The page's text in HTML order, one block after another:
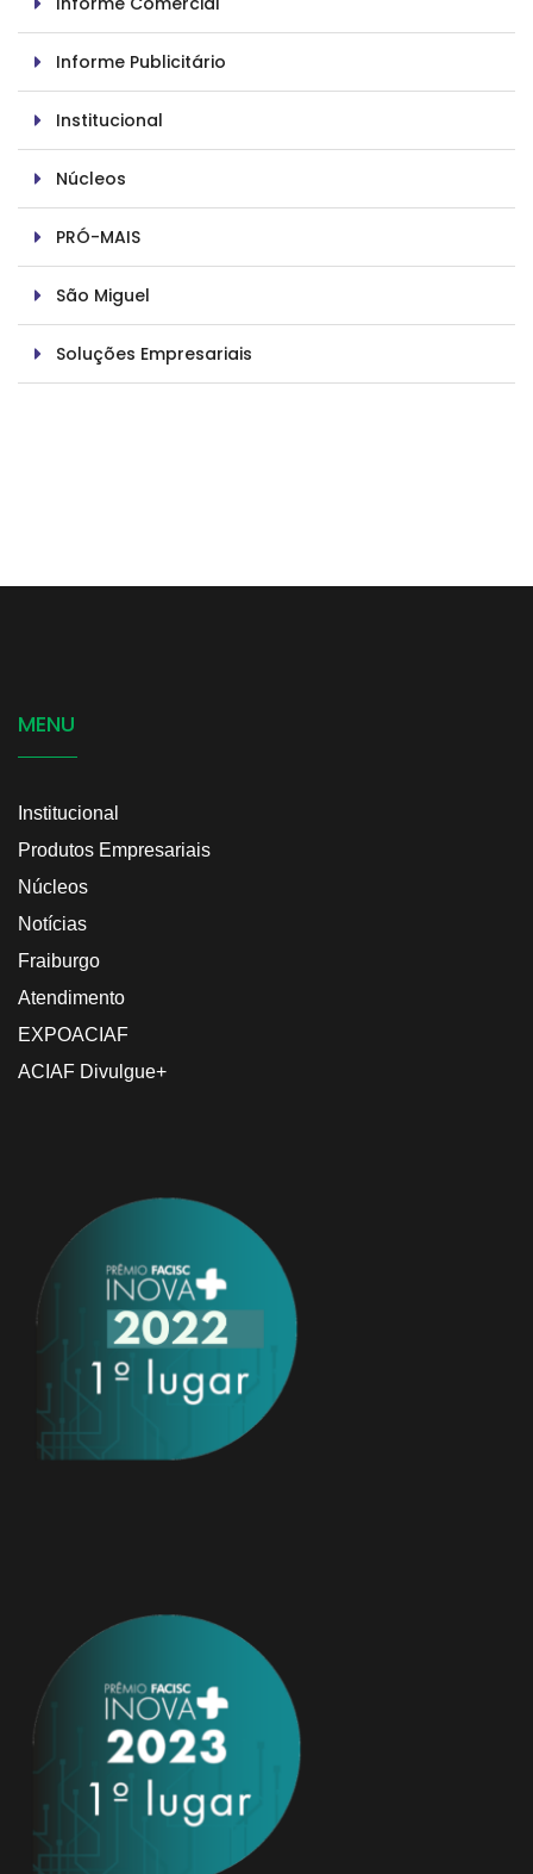
Informe Publicitário
Institucional
Núcleos
PRÓ-MAIS
São Miguel
Soluções Empresariais
MENU
Institucional
Produtos Empresariais
Núcleos
Notícias
Fraiburgo
Atendimento
EXPOACIAF
ACIAF Divulgue+